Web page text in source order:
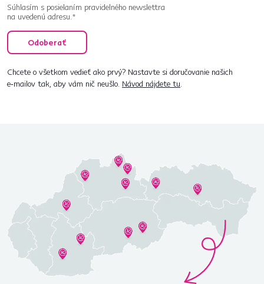
Súhlasím s posielaním pravidelného newslettra
na uvedenú adresu.*
Odoberať
Chcete o všetkom vedieť ako prvý? Nastavte si doručovanie našich
e‑mailov tak, aby vám nič neušlo. Návod nájdete tu.